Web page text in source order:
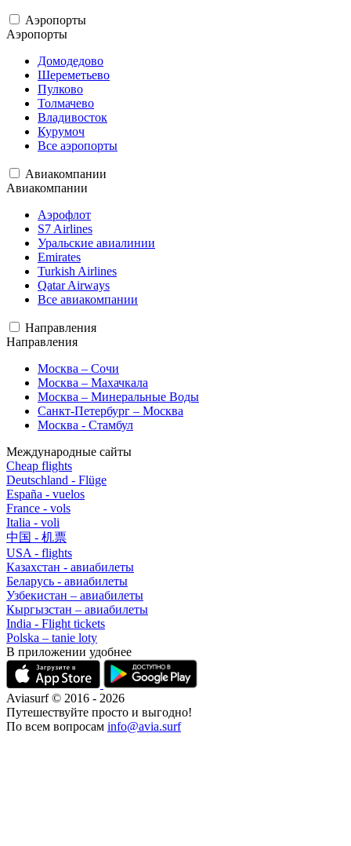
Аэропорты
Аэропорты
Домодедово
Шереметьево
Пулково
Толмачево
Владивосток
Курумоч
Все аэропорты
Авиакомпании
Авиакомпании
Аэрофлот
S7 Airlines
Уральские авиалинии
Emirates
Turkish Airlines
Qatar Airways
Все авиакомпании
Направления
Направления
Москва – Сочи
Москва – Махачкала
Москва – Минеральные Воды
Санкт-Петербург – Москва
Москва - Стамбул
Международные сайты
Cheap flights
Deutschland - Flüge
España - vuelos
France - vols
Italia - voli
中国 - 机票
USA - flights
Казахстан - авиабилеты
Беларусь - авиабилеты
Узбекистан – авиабилеты
Кыргызстан – авиабилеты
India - Flight tickets
Polska – tanie loty
В приложении удобнее
Aviasurf © 2016 - 2026
Путешествуйте просто и выгодно!
По всем вопросам info@avia.surf